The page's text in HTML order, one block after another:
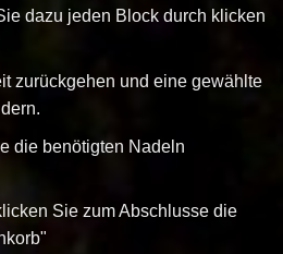
dazu jeden Block durch klicken
zurückgehen und eine gewählte
die benötigten Nadeln
Sie zum Abschlusse die